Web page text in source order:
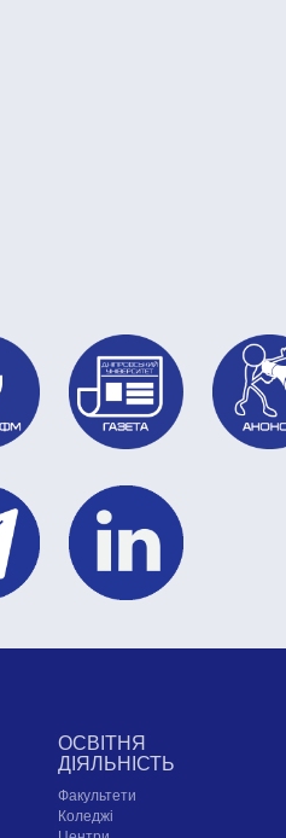
ОСВІТНЯ
ДІЯЛЬНІСТЬ
Факультети
Коледжі